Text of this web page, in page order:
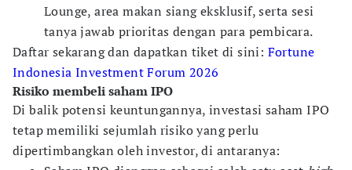
Lounge, area makan siang eksklusif, serta sesi
tanya jawab prioritas dengan para pembicara.
Daftar sekarang dan dapatkan tiket di sini: Fortune
Indonesia Investment Forum 2026
Risiko membeli saham IPO
Di balik potensi keuntungannya, investasi saham IPO
tetap memiliki sejumlah risiko yang perlu
dipertimbangkan oleh investor, di antaranya: